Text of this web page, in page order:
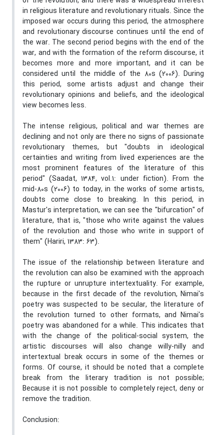
in religious literature and revolutionary rituals. Since the
imposed war occurs during this period, the atmosphere
and revolutionary discourse continues until the end of
the war. The second period begins with the end of the
war, and with the formation of the reform discourse, it
becomes more and more important, and it can be
considered until the middle of the 80s (2006). During
this period, some artists adjust and change their
revolutionary opinions and beliefs, and the ideological
view becomes less.
The intense religious, political and war themes are
declining and not only are there no signs of passionate
revolutionary themes, but "doubts in ideological
certainties and writing from lived experiences are the
most prominent features of the literature of this
period" (Saadat, 1384, vol.1: under fiction). From the
mid-80s (2006) to today, in the works of some artists,
doubts come close to breaking. In this period, in
Mastur's interpretation, we can see the "bifurcation" of
literature, that is, "those who write against the values
of the revolution and those who write in support of
them" (Hariri, 1383: 63).
The issue of the relationship between literature and
the revolution can also be examined with the approach
the rupture or unrupture intertextuality. For example,
because in the first decade of the revolution, Nimai's
poetry was suspected to be secular, the literature of
the revolution turned to other formats, and Nimai's
poetry was abandoned for a while. This indicates that
with the change of the political-social system, the
artistic discourses will also change willy-nilly and
intertextual break occurs in some of the themes or
forms. Of course, it should be noted that a complete
break from the literary tradition is not possible;
Because it is not possible to completely reject, deny or
remove the tradition.
Conclusion: